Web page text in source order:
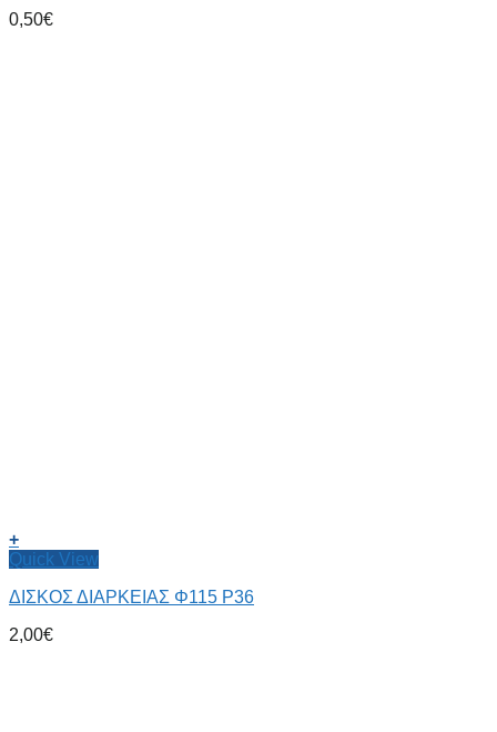
0,50€
+
Quick View
ΔΙΣΚΟΣ ΔΙΑΡΚΕΙΑΣ Φ115 P36
2,00€